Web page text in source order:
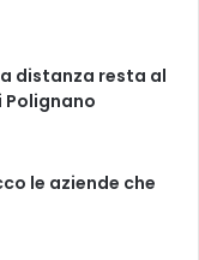
distanza resta al
Polignano
le aziende che